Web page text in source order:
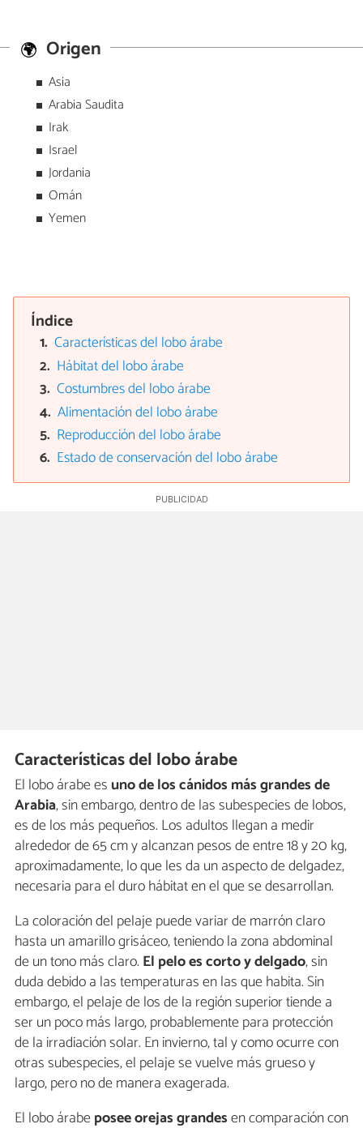
Origen
Asia
Arabia Saudita
Irak
Israel
Jordania
Omán
Yemen
Índice
Características del lobo árabe
Hábitat del lobo árabe
Costumbres del lobo árabe
Alimentación del lobo árabe
Reproducción del lobo árabe
Estado de conservación del lobo árabe
Características del lobo árabe
El lobo árabe es uno de los cánidos más grandes de
Arabia, sin embargo, dentro de las subespecies de lobos,
es de los más pequeños. Los adultos llegan a medir
alrededor de 65 cm y alcanzan pesos de entre 18 y 20 kg,
aproximadamente, lo que les da un aspecto de delgadez,
necesaria para el duro hábitat en el que se desarrollan.
La coloración del pelaje puede variar de marrón claro
hasta un amarillo grisáceo, teniendo la zona abdominal
de un tono más claro. El pelo es corto ydelgado, sin
duda debido a las temperaturas en las que habita. Sin
embargo, el pelaje de los de la región superior tiende a
ser un poco más largo, probablemente para protección
de la irradiación solar. En invierno, tal y como ocurre con
otras subespecies, el pelaje se vuelve más grueso y
largo, pero no de manera exagerada.
El lobo árabeposee orejas grandesen comparación con